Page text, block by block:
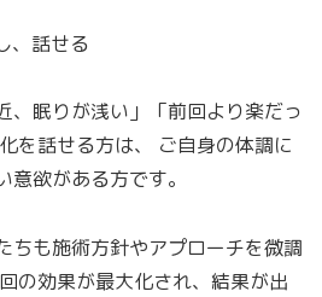
、話せる
、眠りが浅い」「前回より楽だっ
を話せる方は、 ご自身の体調に
欲がある方です。
ちも施術方針やアプローチを微調
の効果が最大化され、結果が出